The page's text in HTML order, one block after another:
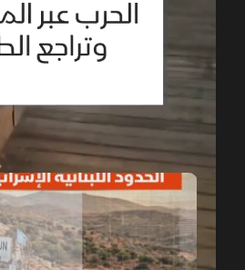
1x auto
حلقات البرنامج